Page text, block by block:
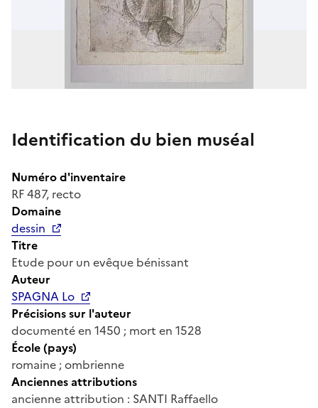
Identification du bien muséal
Numéro d'inventaire
RF 487, recto
Domaine
dessin
Titre
Etude pour un evêque bénissant
Auteur
SPAGNA Lo
Précisions sur l'auteur
documenté en 1450 ; mort en 1528
École (pays)
romaine ; ombrienne
Anciennes attributions
ancienne attribution : SANTI Raffaello